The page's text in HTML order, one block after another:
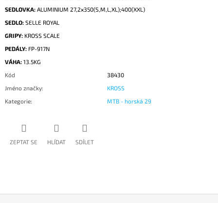
SEDLOVKA: ALUMINIUM 27,2x350(S,M,L,XL);400(XXL)
SEDLO: SELLE ROYAL
GRIPY: KROSS SCALE
PEDÁLY: FP-917N
VÁHA: 13.5KG
Kód
38430
Jméno značky:
KROSS
Kategorie: MTB - horská 29
ZEPTAT SE HLÍDAT SDÍLET